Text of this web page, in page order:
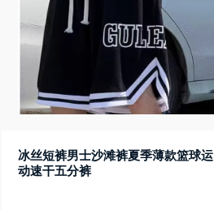
冰丝短裤男士沙滩裤夏季薄款篮球运
动速干五分裤